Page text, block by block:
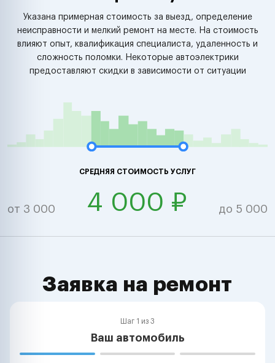
Указана примерная стоимость за выезд, определение
неисправности и мелкий ремонт на месте. На стоимость
влияют опыт, квалификация специалиста, удаленность и
сложность поломки. Некоторые автоэлектрики
предоставляют скидки в зависимости от ситуации
СРЕДНЯЯ СТОИМОСТЬ УСЛУГ
от 3 000 4 000 ₽ до 5 000
Заявка на ремонт
Шаг 1 из 3
Ваш автомобиль